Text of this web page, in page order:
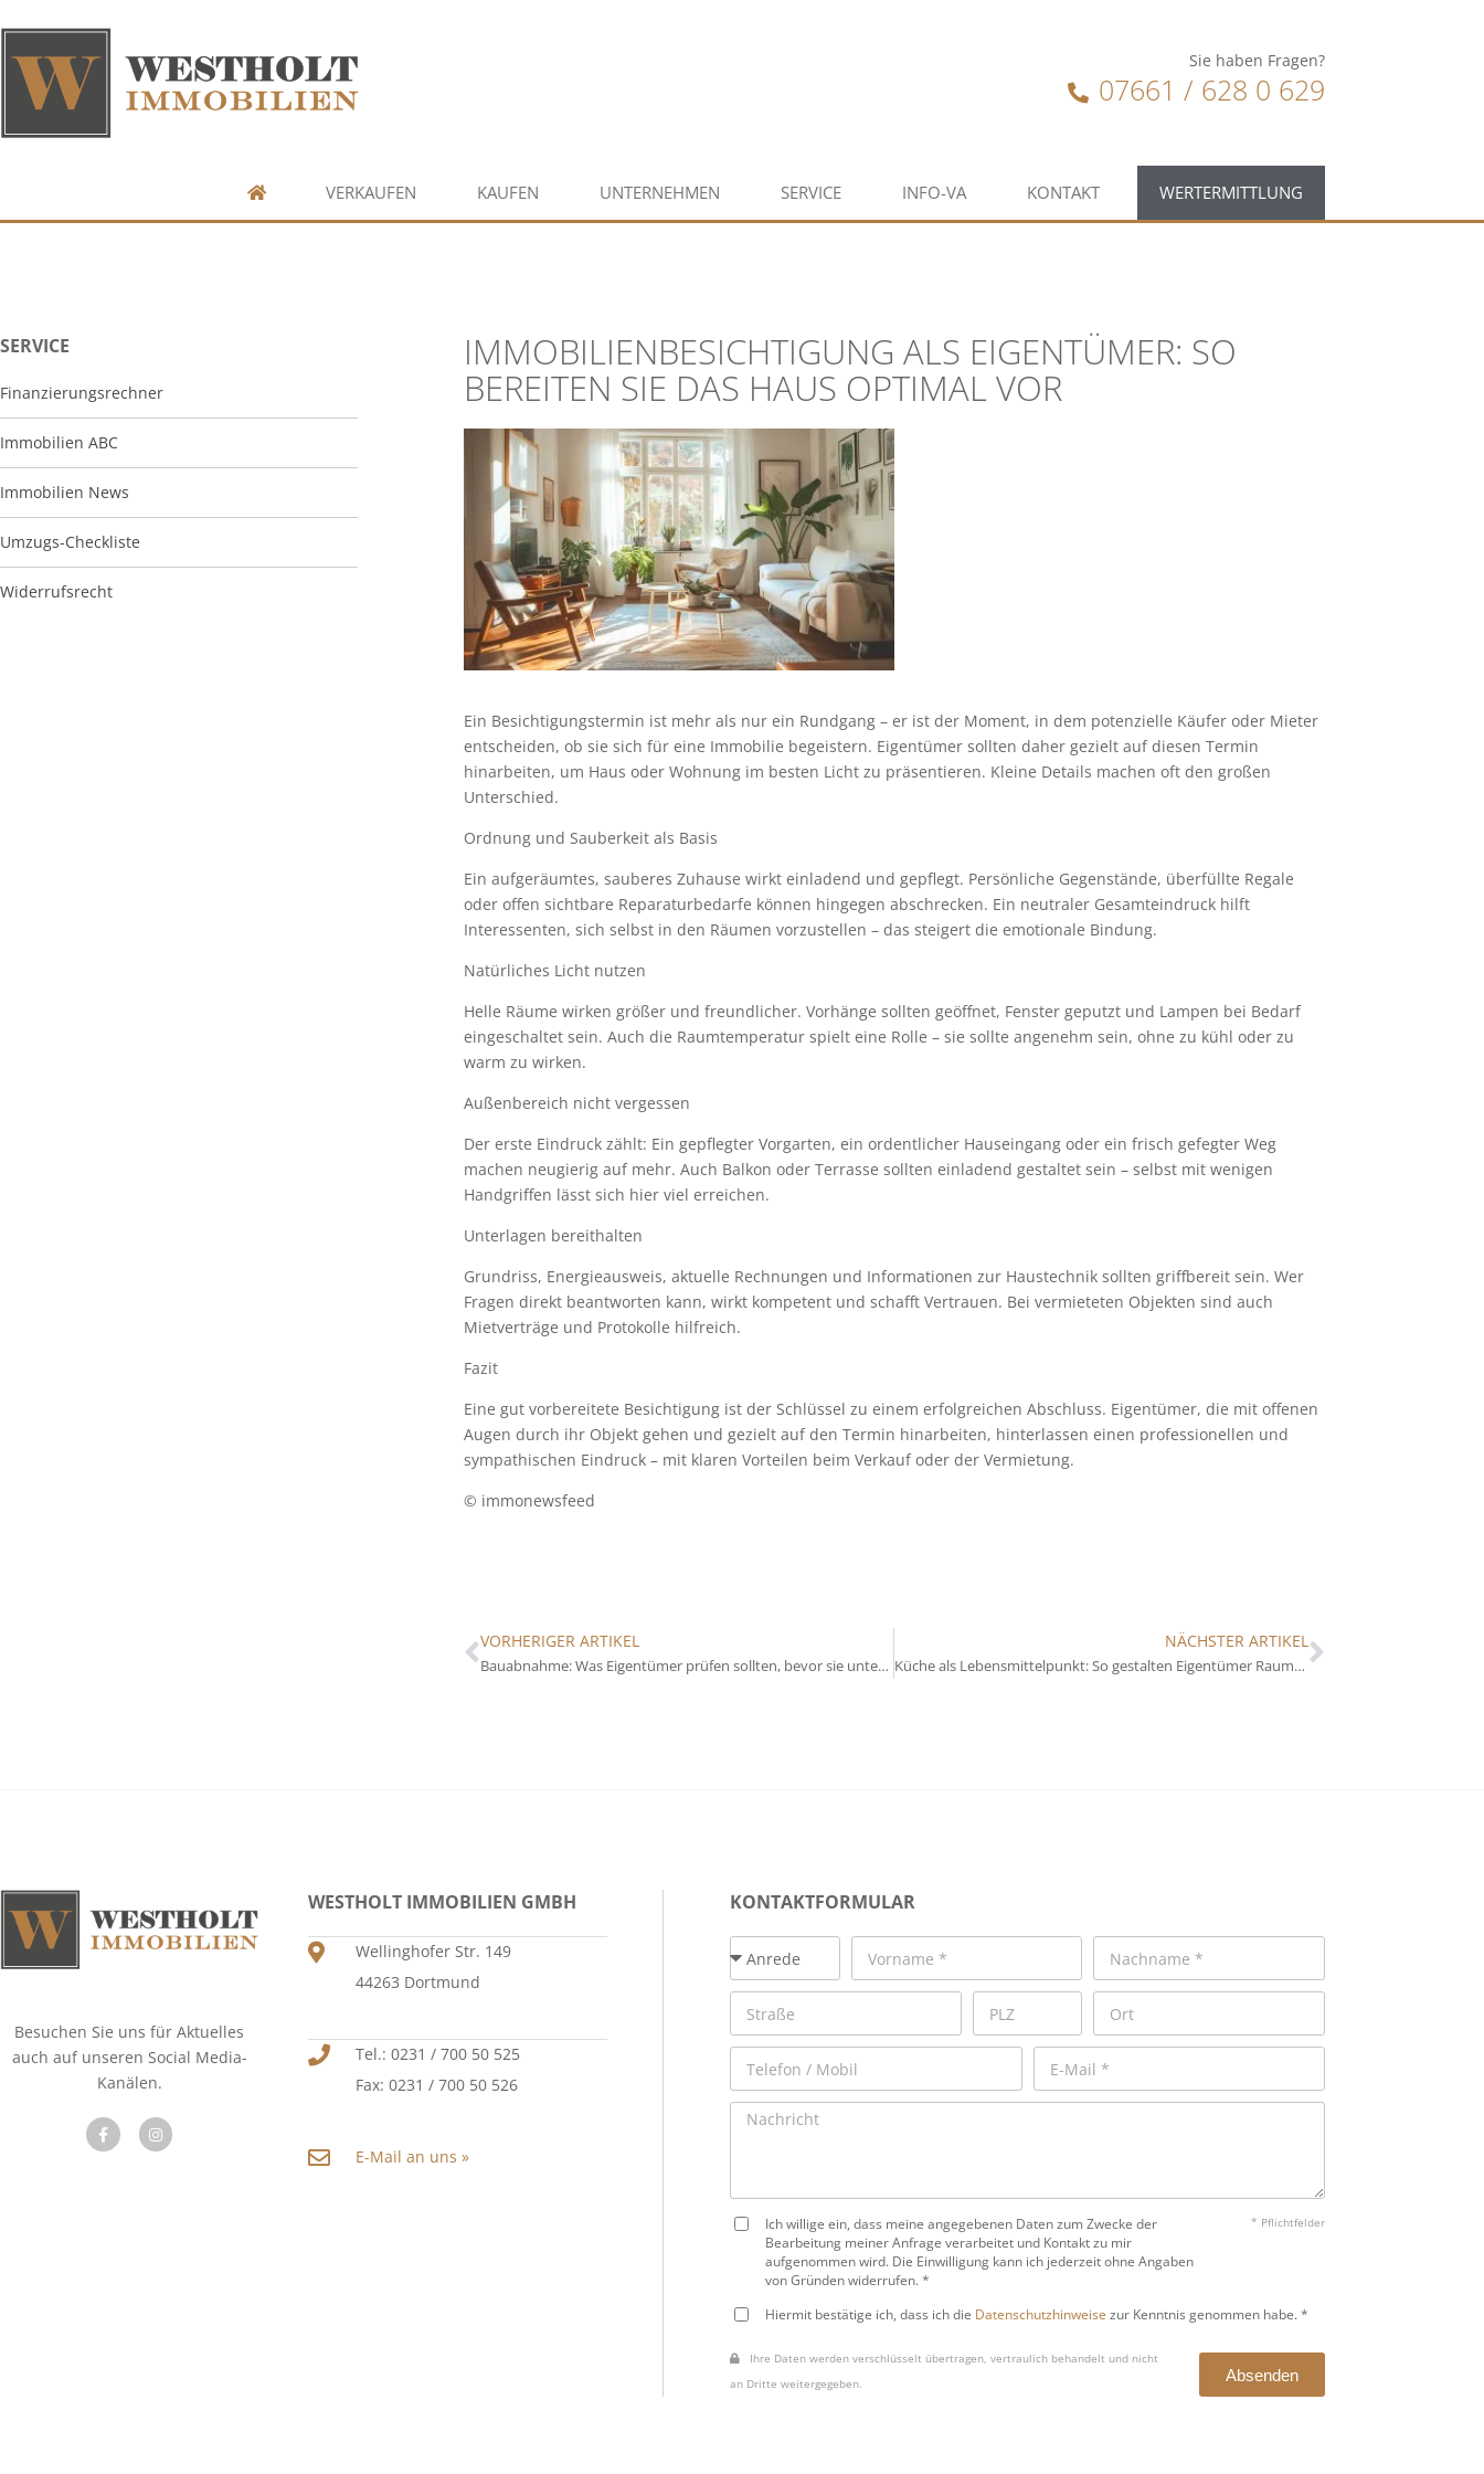
Sie haben Fragen?
07661 / 628 0 629
VERKAUFEN KAUFEN UNTERNEHMEN SERVICE INFO-VA KONTAKT WERTERMITTLUNG
SERVICE
Finanzierungsrechner
Immobilien ABC
Immobilien News
Umzugs-Checkliste
Widerrufsrecht
IMMOBILIENBESICHTIGUNG ALS EIGENTÜMER: SO
BEREITEN SIE DAS HAUS OPTIMAL VOR
Ein Besichtigungstermin ist mehr als nur ein Rundgang – er ist der Moment, in dem potenzielle Käufer oder Mieter
entscheiden, ob sie sich für eine Immobilie begeistern. Eigentümer sollten daher gezielt auf diesen Termin
hinarbeiten, um Haus oder Wohnung im besten Licht zu präsentieren. Kleine Details machen oft den großen
Unterschied.
Ordnung und Sauberkeit als Basis
Ein aufgeräumtes, sauberes Zuhause wirkt einladend und gepflegt. Persönliche Gegenstände, überfüllte Regale
oder offen sichtbare Reparaturbedarfe können hingegen abschrecken. Ein neutraler Gesamteindruck hilft
Interessenten, sich selbst in den Räumen vorzustellen – das steigert die emotionale Bindung.
Natürliches Licht nutzen
Helle Räume wirken größer und freundlicher. Vorhänge sollten geöffnet, Fenster geputzt und Lampen bei Bedarf
eingeschaltet sein. Auch die Raumtemperatur spielt eine Rolle – sie sollte angenehm sein, ohne zu kühl oder zu
warm zu wirken.
Außenbereich nicht vergessen
Der erste Eindruck zählt: Ein gepflegter Vorgarten, ein ordentlicher Hauseingang oder ein frisch gefegter Weg
machen neugierig auf mehr. Auch Balkon oder Terrasse sollten einladend gestaltet sein – selbst mit wenigen
Handgriffen lässt sich hier viel erreichen.
Unterlagen bereithalten
Grundriss, Energieausweis, aktuelle Rechnungen und Informationen zur Haustechnik sollten griffbereit sein. Wer
Fragen direkt beantworten kann, wirkt kompetent und schafft Vertrauen. Bei vermieteten Objekten sind auch
Mietverträge und Protokolle hilfreich.
Fazit
Eine gut vorbereitete Besichtigung ist der Schlüssel zu einem erfolgreichen Abschluss. Eigentümer, die mit offenen
Augen durch ihr Objekt gehen und gezielt auf den Termin hinarbeiten, hinterlassen einen professionellen und
sympathischen Eindruck – mit klaren Vorteilen beim Verkauf oder der Vermietung.
© immonewsfeed
VORHERIGER ARTIKEL
Bauabnahme: Was Eigentümer prüfen sollten, bevor sie unterschreiben
NÄCHSTER ARTIKEL
Küche als Lebensmittelpunkt: So gestalten Eigentümer Raum und Funktion
Besuchen Sie uns für Aktuelles
auch auf unseren Social Media-
Kanälen.
WESTHOLT IMMOBILIEN GMBH
Wellinghofer Str. 149
44263 Dortmund
Tel.: 0231 / 700 50 525
Fax: 0231 / 700 50 526
E-Mail an uns »
KONTAKTFORMULAR
Ich willige ein, dass meine angegebenen Daten zum Zwecke der
Bearbeitung meiner Anfrage verarbeitet und Kontakt zu mir
aufgenommen wird. Die Einwilligung kann ich jederzeit ohne Angaben
von Gründen widerrufen. *
* Pflichtfelder
Hiermit bestätige ich, dass ich die Datenschutzhinweise zur Kenntnis genommen habe. *
Ihre Daten werden verschlüsselt übertragen, vertraulich behandelt und nicht
an Dritte weitergegeben.
Absenden